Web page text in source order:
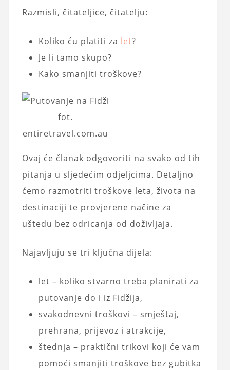
Razmisli, čitateljice, čitatelju:
Koliko ću platiti za let?
Je li tamo skupo?
Kako smanjiti troškove?
fot.
entiretravel.com.au
Ovaj će članak odgovoriti na svako od tih
pitanja u sljedećim odjeljcima. Detaljno
ćemo razmotriti troškove leta, života na
destinaciji te provjerene načine za
uštedu bez odricanja od doživljaja.
Najavljuju se tri ključna dijela:
let – koliko stvarno treba planirati za
putovanje do i iz Fidžija,
svakodnevni troškovi – smještaj,
prehrana, prijevoz i atrakcije,
štednja – praktični trikovi koji će vam
pomoći smanjiti troškove bez gubitka